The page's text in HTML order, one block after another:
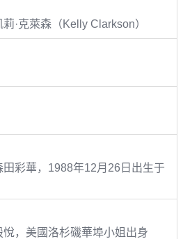
·克萊森（Kelly Clarkson）
彩華，1988年12月26日出生于
，美國洛杉磯華埠小姐出身